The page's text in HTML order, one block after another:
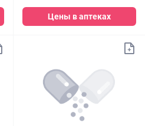
Цены в аптеках